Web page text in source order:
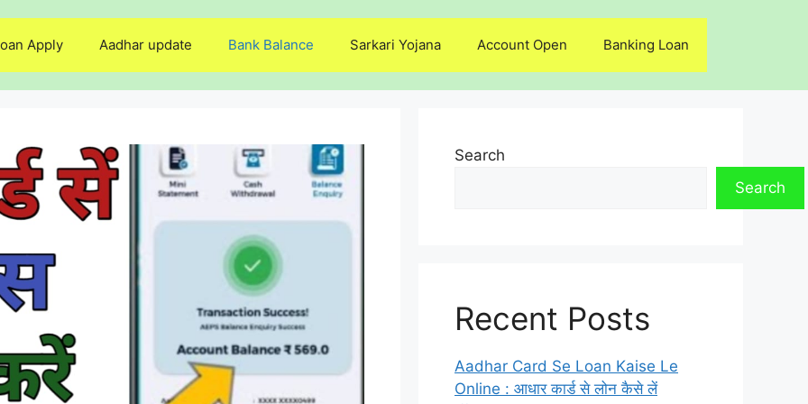
Apply Aadhar update Bank Balance Sarkari Yojana Account Open Banking Loan
Search
Search
Recent Posts
Aadhar Card Se Loan Kaise Le
Online : आधार कार्ड से लोन कैसे लें